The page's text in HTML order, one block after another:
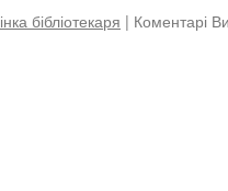
бібліотекаря | Коментарі